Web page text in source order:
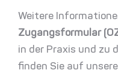
Weitere
Zugangsformular
in der Praxis und zu
finden Sie auf